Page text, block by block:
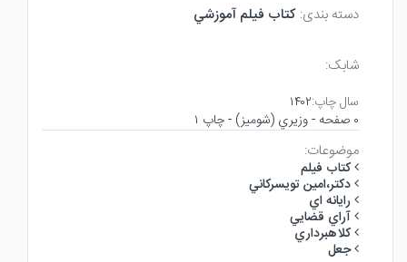
دسته بندی: كتاب فيلم آموزشي
شابک:
سال چاپ:۱۴۰۲
۰ صفحه - وزيري (شوميز) - چاپ ۱
موضوعات:
كتاب فيلم
دكتر،امين تويسركاني
رايانه اي
آراي قضايي
كلاهبرداري
جعل